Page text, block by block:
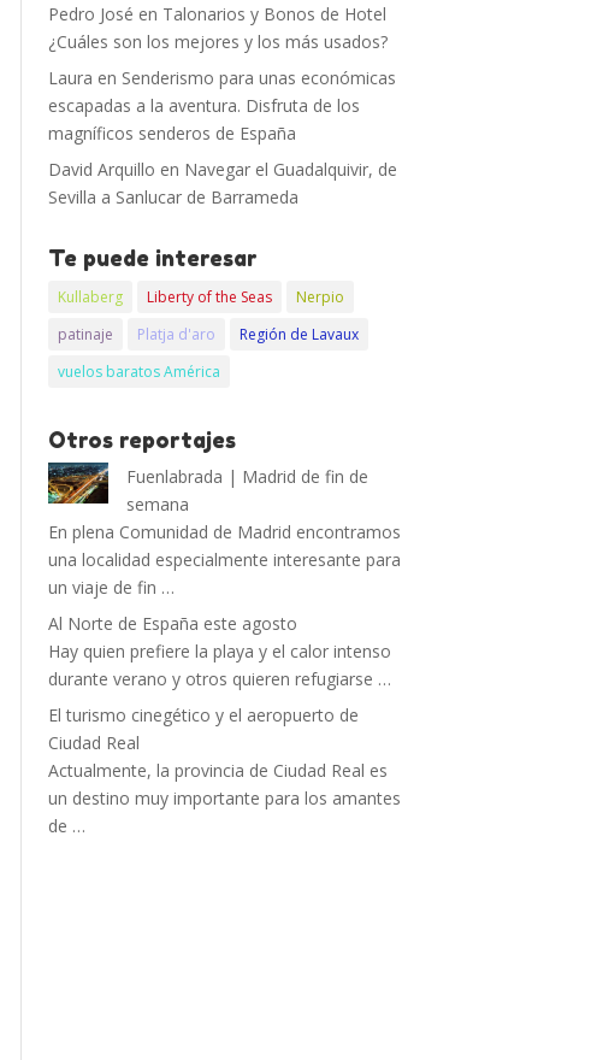
Pedro José en Talonarios y Bonos de Hotel
¿Cuáles son los mejores y los más usados?
Laura en Senderismo para unas económicas
escapadas a la aventura. Disfruta de los
magníficos senderos de España
David Arquillo en Navegar el Guadalquivir, de
Sevilla a Sanlucar de Barrameda
Te puede interesar
Kullaberg Liberty of the Seas
Nerpio
patinaje
Platja d'aro
Región de Lavaux
vuelos baratos América
Otros reportajes
Fuenlabrada | Madrid de fin de
semana
En plena Comunidad de Madrid encontramos
una localidad especialmente interesante para
un viaje de fin …
Al Norte de España este agosto
Hay quien prefiere la playa y el calor intenso
durante verano y otros quieren refugiarse …
El turismo cinegético y el aeropuerto de
Ciudad Real
Actualmente, la provincia de Ciudad Real es
un destino muy importante para los amantes
de …